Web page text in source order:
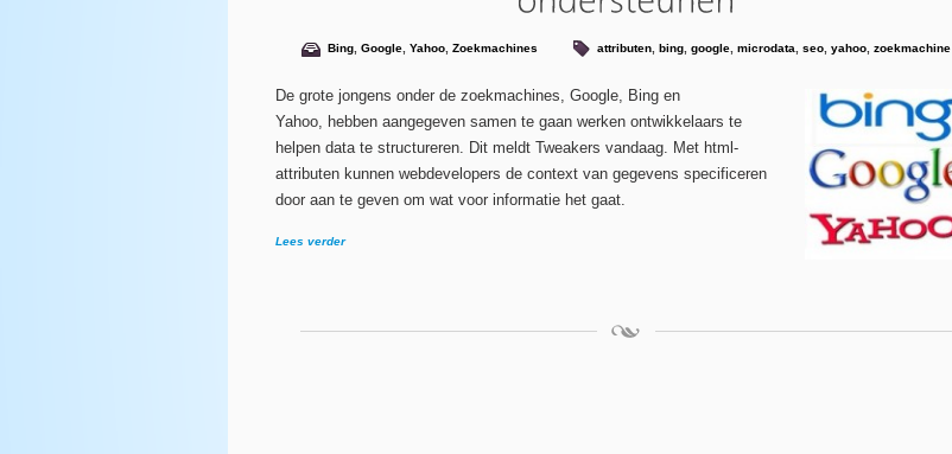
Bing Google Yahoo Zoekmachines attributen bing google microdata seo yahoo zoekmachine
De grote jongens onder de zoekmachines, Google, Bing en
Yahoo, hebben aangegeven samen te gaan werken ontwikkelaars te
helpen data te structureren. Dit meldt Tweakers vandaag. Met html-
attributen kunnen webdevelopers de context van gegevens specificeren
door aan te geven om wat voor informatie het gaat.
Lees verder